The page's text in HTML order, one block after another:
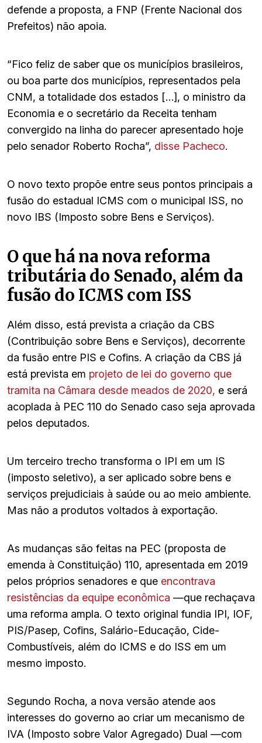
defende a proposta, a FNP (Frente Nacional dos
Prefeitos) não apoia.
“Fico feliz de saber que os municípios brasileiros,
ou boa parte dos municípios, representados pela
CNM, a totalidade dos estados […], o ministro da
Economia e o secretário da Receita tenham
convergido na linha do parecer apresentado hoje
pelo senador Roberto Rocha”, disse Pacheco.
O novo texto propõe entre seus pontos principais a
fusão do estadual ICMS com o municipal ISS, no
novo IBS (Imposto sobre Bens e Serviços).
O que há na nova reforma
tributária do Senado, além da
fusão do ICMS com ISS
Além disso, está prevista a criação da CBS
(Contribuição sobre Bens e Serviços), decorrente
da fusão entre PIS e Cofins. A criação da CBS já
está prevista em projeto de lei do governo que
tramita na Câmara desde meados de 2020, e será
acoplada à PEC 110 do Senado caso seja aprovada
pelos deputados.
Um terceiro trecho transforma o IPI em um IS
(imposto seletivo), a ser aplicado sobre bens e
serviços prejudiciais à saúde ou ao meio ambiente.
Mas não a produtos voltados à exportação.
As mudanças são feitas na PEC (proposta de
emenda à Constituição) 110, apresentada em 2019
pelos próprios senadores e que encontrava
resistências da equipe econômica —que rechaçava
uma reforma ampla. O texto original fundia IPI, IOF,
PIS/Pasep, Cofins, Salário-Educação, Cide-
Combustíveis, além do ICMS e do ISS em um
mesmo imposto.
Segundo Rocha, a nova versão atende aos
interesses do governo ao criar um mecanismo de
IVA (Imposto sobre Valor Agregado) Dual —com